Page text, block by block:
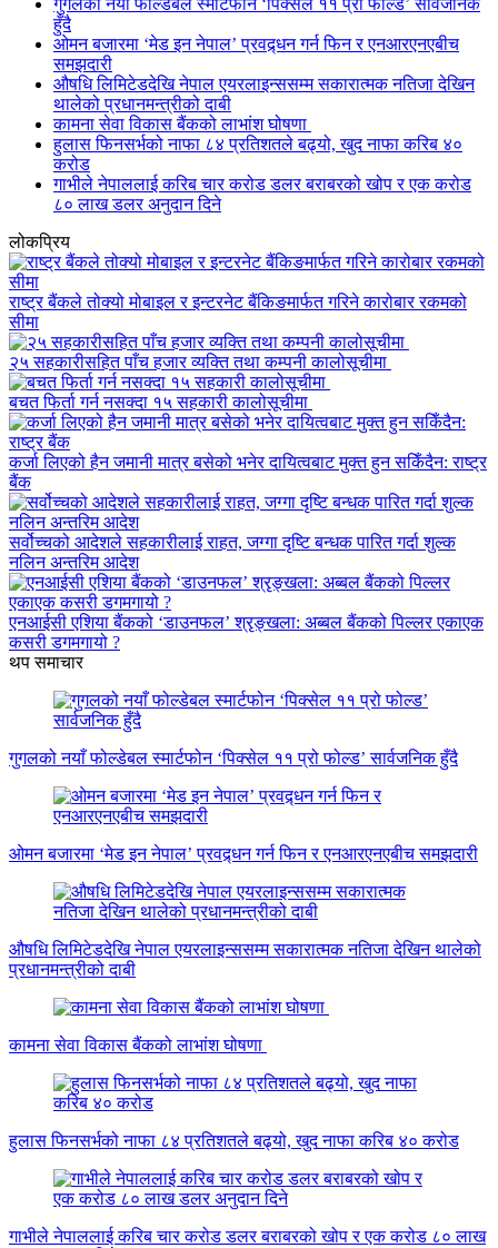
हुँदै
ओमन बजारमा ‘मेड इन नेपाल’ प्रवद्र्धन गर्न फिन र एनआरएनएबीच
समझदारी
औषधि लिमिटेडदेखि नेपाल एयरलाइन्ससम्म सकारात्मक नतिजा देखिन
थालेको प्रधानमन्त्रीको दाबी
कामना सेवा विकास बैंकको लाभांश घोषणा
हुलास फिनसर्भको नाफा ८४ प्रतिशतले बढ्यो, खुद नाफा करिब ४०
करोड
गाभीले नेपाललाई करिब चार करोड डलर बराबरको खोप र एक करोड
८० लाख डलर अनुदान दिने
लोकप्रिय
राष्ट्र बैंकले तोक्यो मोबाइल र इन्टरनेट बैंकिङमार्फत गरिने कारोबार रकमको
सीमा
२५ सहकारीसहित पाँच हजार व्यक्ति तथा कम्पनी कालोसूचीमा
बचत फिर्ता गर्न नसक्दा १५ सहकारी कालोसूचीमा
कर्जा लिएको हैन जमानी मात्र बसेको भनेर दायित्वबाट मुक्त हुन सकिँदैन: राष्ट्र
बैंक
सर्वोच्चको आदेशले सहकारीलाई राहत, जग्गा दृष्टि बन्धक पारित गर्दा शुल्क
नलिन अन्तरिम आदेश
एनआईसी एशिया बैंकको ‘डाउनफल’ श्रृङ्खला: अब्बल बैंकको पिल्लर एकाएक
कसरी डगमगायो ?
थप समाचार
गुगलको नयाँ फोल्डेबल स्मार्टफोन ‘पिक्सेल ११ प्रो फोल्ड’ सार्वजनिक हुँदै
ओमन बजारमा ‘मेड इन नेपाल’ प्रवद्र्धन गर्न फिन र एनआरएनएबीच समझदारी
औषधि लिमिटेडदेखि नेपाल एयरलाइन्ससम्म सकारात्मक नतिजा देखिन थालेको
प्रधानमन्त्रीको दाबी
कामना सेवा विकास बैंकको लाभांश घोषणा
हुलास फिनसर्भको नाफा ८४ प्रतिशतले बढ्यो, खुद नाफा करिब ४० करोड
गाभीले नेपाललाई करिब चार करोड डलर बराबरको खोप र एक करोड ८० लाख